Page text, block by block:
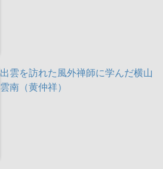
出雲を訪れた風外禅師に学んだ横山
雲南（黄仲祥）